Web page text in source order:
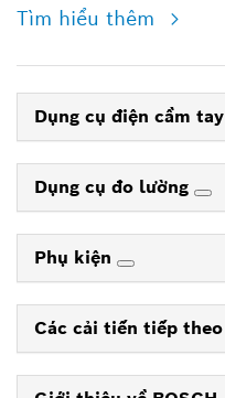
Tìm hiểu thêm
Dụng cụ điện cầm tay
Dụng cụ đo lường
Phụ kiện
Các cải tiến tiếp theo